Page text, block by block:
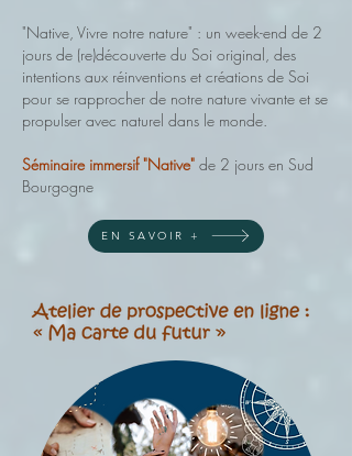
"Native, Vivre notre nature" : un week-end de 2
jours de (re)découverte du Soi original, des
intentions aux réinventions et créations de Soi
pour se rapprocher de notre nature vivante et se
propulser avec naturel dans le monde.
Séminaire immersif "Native" de 2 jours en Sud
Bourgogne
EN SAVOIR +